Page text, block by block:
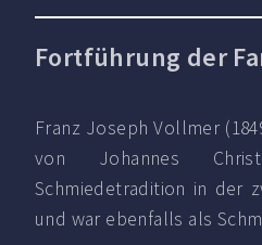
Fortführung der
Franz Joseph Vollmer
von Johannes
Schmiedetradition in der
und war ebenfalls als